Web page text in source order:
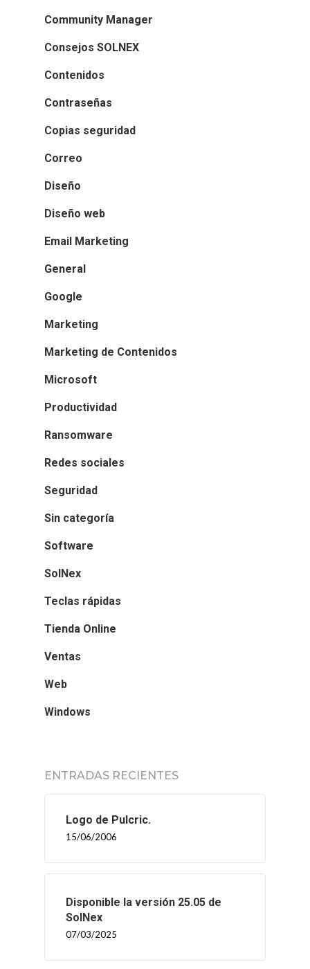
Community Manager
Consejos SOLNEX
Contenidos
Contraseñas
Copias seguridad
Correo
Diseño
Diseño web
Email Marketing
General
Google
Marketing
Marketing de Contenidos
Microsoft
Productividad
Ransomware
Redes sociales
Seguridad
Sin categoría
Software
SolNex
Teclas rápidas
Tienda Online
Ventas
Web
Windows
ENTRADAS RECIENTES
Logo de Pulcric.
15/06/2006
Disponible la versión 25.05 de
SolNex
07/03/2025